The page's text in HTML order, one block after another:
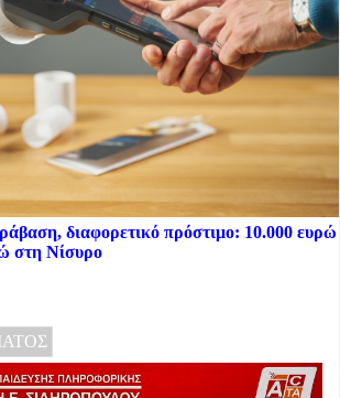
διαφορετικό πρόστιμο: 10.000 ευρώ
στη Νίσυρο